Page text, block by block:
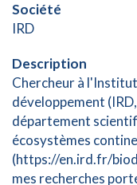
Société
IRD
Description
Chercheur à
développement
département
écosystèmes
(https://en.ird.fr/
mes recherches